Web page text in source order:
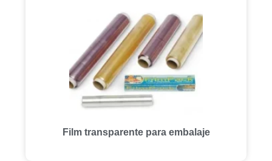
Film transparente para embalaje